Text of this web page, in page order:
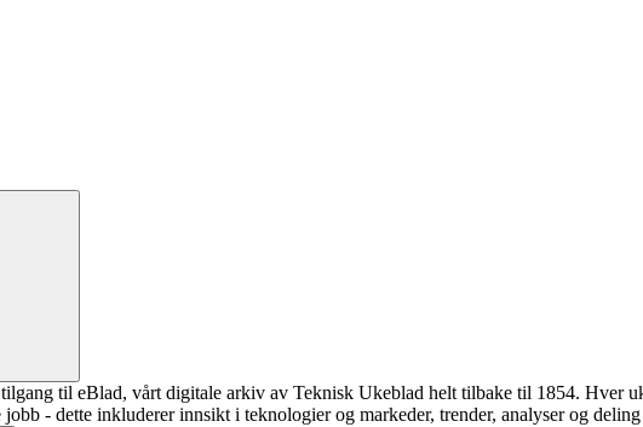
til eBlad, vårt digitale arkiv av Teknisk Ukeblad helt tilbake til 1854. Hver
- dette inkluderer innsikt i teknologier og markeder, trender, analyser og deling